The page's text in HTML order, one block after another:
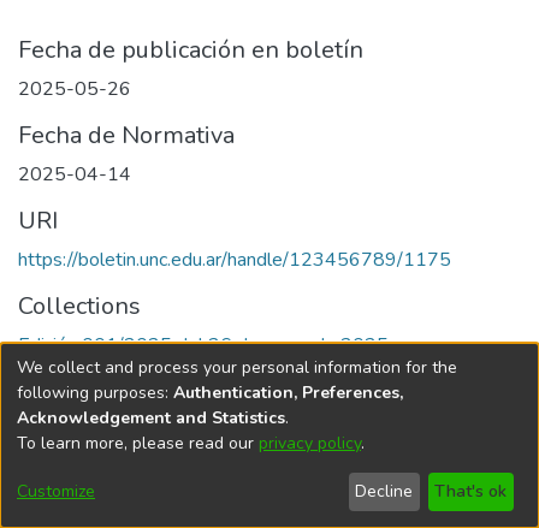
Fecha de publicación en boletín
2025-05-26
Fecha de Normativa
2025-04-14
URI
https://boletin.unc.edu.ar/handle/123456789/1175
Collections
Edición 001/2025 del 26 de mayo de 2025
Universidad Nacional de Córdoba
We collect and process your personal information for the
following purposes: Authentication, Preferences,
Acknowledgement and Statistics.
To learn more, please read our privacy policy.
Customize Decline That's ok